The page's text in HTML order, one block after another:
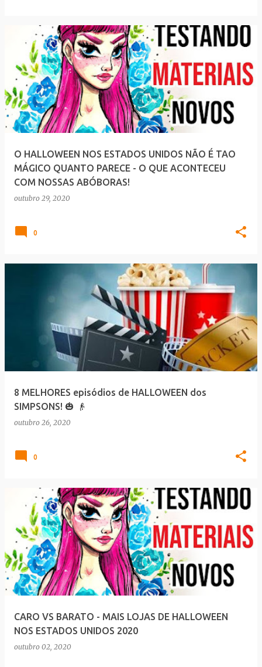
O HALLOWEEN NOS ESTADOS UNIDOS NÃO É TAO
MÁGICO QUANTO PARECE - O QUE ACONTECEU
COM NOSSAS ABÓBORAS!
outubro 29, 2020
0
8 MELHORES episódios de HALLOWEEN dos
SIMPSONS! 🎃 👴
outubro 26, 2020
0
CARO VS BARATO - MAIS LOJAS DE HALLOWEEN
NOS ESTADOS UNIDOS 2020
outubro 02, 2020